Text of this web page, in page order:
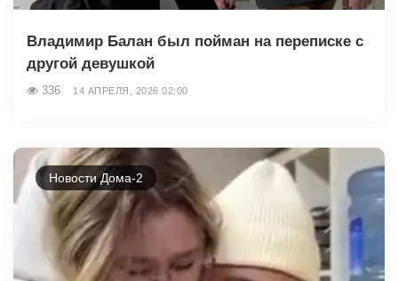
Владимир Балан был пойман на переписке с
другой девушкой
336 14 АПРЕЛЯ, 2026 02:00
Новости Дома-2